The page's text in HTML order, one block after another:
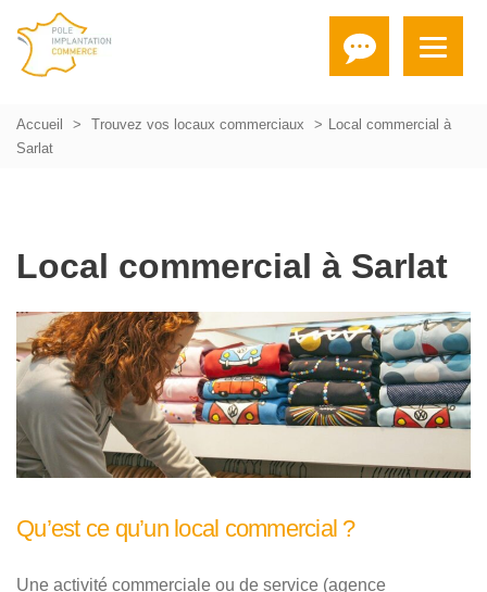
Accueil Trouvez vos locaux commerciaux
Local commercial à
Sarlat
Local commercial à Sarlat
Qu’est ce qu’un local commercial ?
Une activité commerciale ou de service (agence